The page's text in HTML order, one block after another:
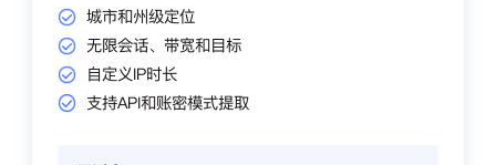
城市和州级定位
无限会话、带宽和目标
自定义IP时长
支持API和账密模式提取